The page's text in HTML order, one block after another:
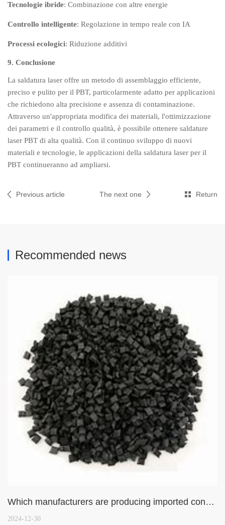
Tecnologie ibride: Combinazione con altre energie
Controllo intelligente: Regolazione in tempo reale con IA
Processi ecologici: Riduzione additivi
9. Conclusione
La saldatura laser offre un metodo di assemblaggio efficiente,
preciso e pulito per il PBT, particolarmente adatto per applicazioni
che richiedono alta precisione e assenza di contaminazione.
Attraverso un'appropriata modifica dei materiali, l'ottimizzazione
dei parametri e il controllo qualità, è possibile ottenere saldature
laser PBT di alta qualità. Con il continuo sviluppo di nuovi
materiali e tecnologie, le applicazioni della saldatura laser per il
PBT continueranno ad ampliarsi.
Previous article The next one Return
Recommended news
Which manufacturers are producing imported conductive plastics? What models are there?
2024-12-30